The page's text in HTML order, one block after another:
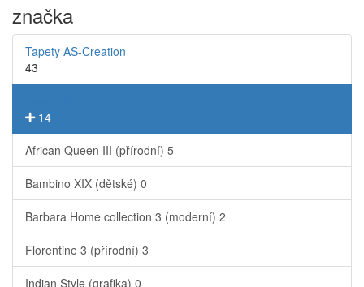
značka
Tapety AS-Creation
43
14
African Queen III (přírodní) 5
Bambino XIX (dětské) 0
Barbara Home collection 3 (moderní) 2
Florentine 3 (přírodní) 3
Indian Style (grafika) 0